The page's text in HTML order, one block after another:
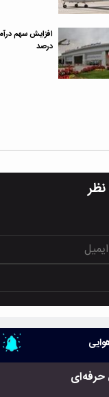
درصد
حرفه‌ای